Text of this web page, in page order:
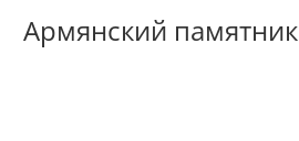
Армянский